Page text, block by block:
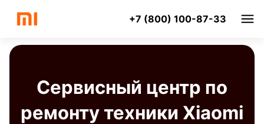
+7 (800) 100-87-33
Сервисный центр по
ремонту техники Xiaomi